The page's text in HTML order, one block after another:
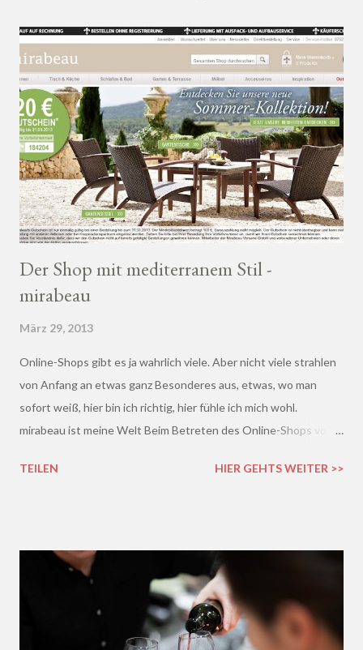
Der Shop mit mediterranem Stil -
mirabeau
März 29, 2013
Online-Shops gibt es ja wahrlich viele. Aber nicht viele strahlen
von Anfang an etwas ganz Besonderes aus, etwas, wo man
sofort weiß, hier bin ich richtig, hier fühle ich mich wohl.
mirabeau ist meine Welt Beim Betreten des Online-Shops von
Harmonische - ich wusste sofort, hier fühle ich mich wohl :)
TEILEN HIER GEHTS WEITER >>